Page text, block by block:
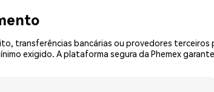
transferências bancárias ou provedores
exigido. A plataforma segura da Phemex